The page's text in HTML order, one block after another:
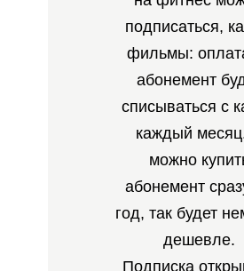
подписаться,
фильмы:
абонемент
списываться с
каждый
можно
абонемент
год, так будет
дешевле.
Подписка